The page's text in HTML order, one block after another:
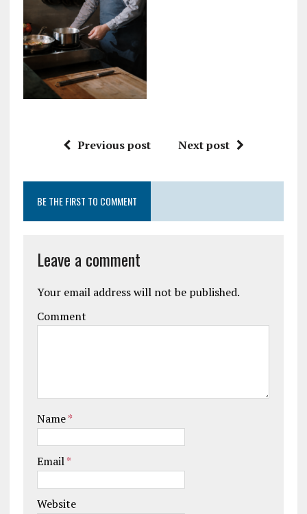
Previous post Next post
BE THE FIRST TO COMMENT
Leave a comment
Your email address will not be published.
Comment
Name*
Email*
Website